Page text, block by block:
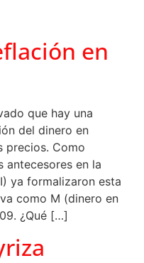
en
que hay una
del dinero en
precios. Como
antecesores en la
ya formalizaron esta
como M (dinero en
¿Qué […]